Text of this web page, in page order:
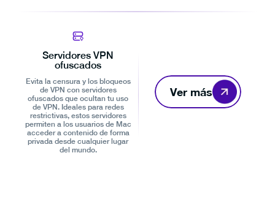
Servidores VPN
ofuscados
Evita la censura y los bloqueos
de VPN con servidores
ofuscados que ocultan tu uso
de VPN. Ideales para redes
restrictivas, estos servidores
permiten a los usuarios de Mac
acceder a contenido de forma
privada desde cualquier lugar
del mundo.
Ver más